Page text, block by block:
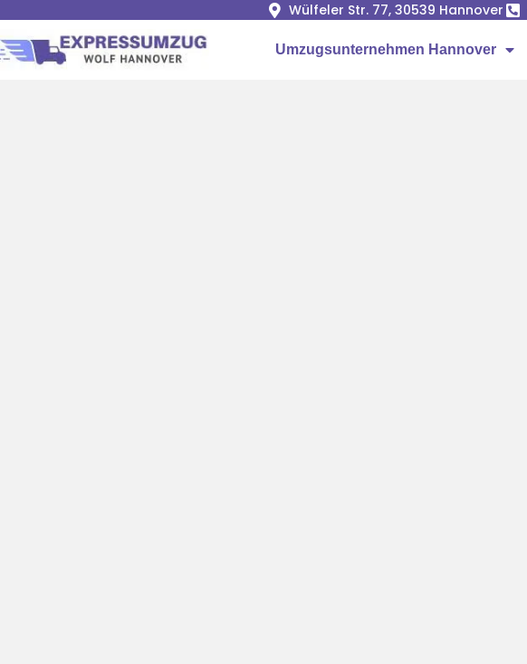
Wülfeler Str. 77, 30539 Hannover
Umzugsunternehmen Hannover